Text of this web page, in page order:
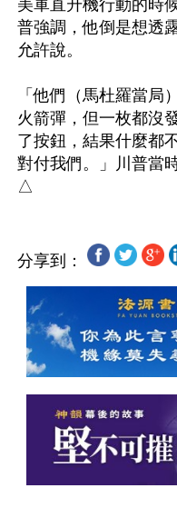
美軍直升機行動的時
普強調，他倒是想透
允許說。
「他們（馬杜羅當局
火箭彈，但一枚都沒
了按鈕，結果什麼都
對付我們。」川普當時
分享到：